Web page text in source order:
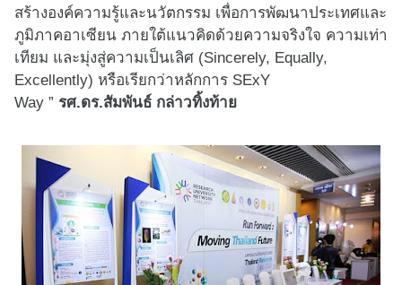
สร้างองค์ความรู้และนวัตกรรม เพื่อการพัฒนาประเทศและ
ภูมิภาคอาเซียน ภายใต้แนวคิดด้วยความจริงใจ ความเท่า
เทียม และมุ่งสู่ความเป็นเลิศ (Sincerely, Equally,
Excellently) หรือเรียกว่าหลักการ SExY
Way ” รศ.ดร.สัมพันธ์ กล่าวทิ้งท้าย